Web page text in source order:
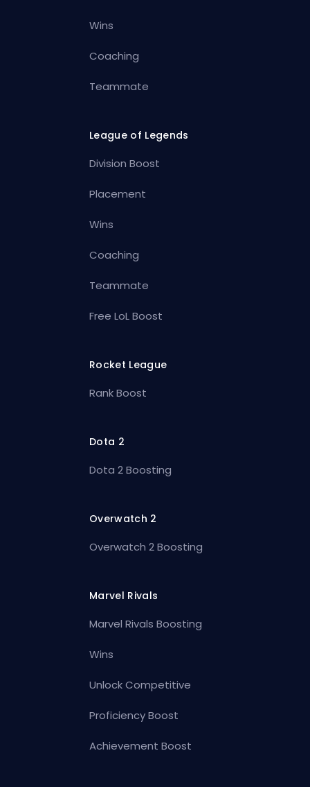
Wins
Coaching
Teammate
League of Legends
Division Boost
Placement
Wins
Coaching
Teammate
Free LoL Boost
Rocket League
Rank Boost
Dota 2
Dota 2 Boosting
Overwatch 2
Overwatch 2 Boosting
Marvel Rivals
Marvel Rivals Boosting
Wins
Unlock Competitive
Proficiency Boost
Achievement Boost